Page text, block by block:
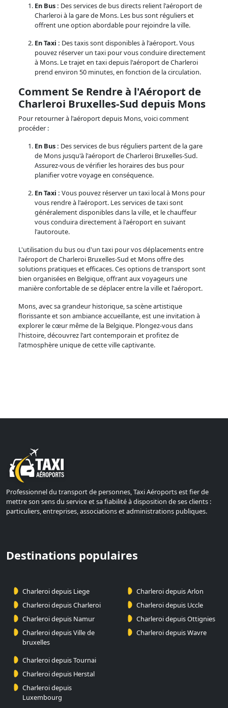
En Bus : Des services de bus directs relient l'aéroport de
Charleroi à la gare de Mons. Les bus sont réguliers et
offrent une option abordable pour rejoindre la ville.
En Taxi : Des taxis sont disponibles à l'aéroport. Vous
pouvez réserver un taxi pour vous conduire directement
à Mons. Le trajet en taxi depuis l'aéroport de Charleroi
prend environ 50 minutes, en fonction de la circulation.
Comment Se Rendre à l'Aéroport de
Charleroi Bruxelles-Sud depuis Mons
Pour retourner à l'aéroport depuis Mons, voici comment
procéder :
En Bus : Des services de bus réguliers partent de la gare
de Mons jusqu'à l'aéroport de Charleroi Bruxelles-Sud.
Assurez-vous de vérifier les horaires des bus pour
planifier votre voyage en conséquence.
En Taxi : Vous pouvez réserver un taxi local à Mons pour
vous rendre à l'aéroport. Les services de taxi sont
généralement disponibles dans la ville, et le chauffeur
vous conduira directement à l'aéroport en suivant
l'autoroute.
L'utilisation du bus ou d'un taxi pour vos déplacements entre
l'aéroport de Charleroi Bruxelles-Sud et Mons offre des
solutions pratiques et efficaces. Ces options de transport sont
bien organisées en Belgique, offrant aux voyageurs une
manière confortable de se déplacer entre la ville et l'aéroport.
Mons, avec sa grandeur historique, sa scène artistique
florissante et son ambiance accueillante, est une invitation à
explorer le cœur même de la Belgique. Plongez-vous dans
l'histoire, découvrez l'art contemporain et profitez de
l'atmosphère unique de cette ville captivante.
Professionnel du transport de personnes, Taxi Aéroports est fier de
mettre son sens du service et sa fiabilité à disposition de ses clients :
particuliers, entreprises, associations et administrations publiques.
Destinations populaires
Charleroi depuis Liege
Charleroi depuis Charleroi
Charleroi depuis Namur
Charleroi depuis Ville de
bruxelles
Charleroi depuis Arlon
Charleroi depuis Uccle
Charleroi depuis Ottignies
Charleroi depuis Wavre
Charleroi depuis Tournai
Charleroi depuis Herstal
Charleroi depuis
Luxembourg